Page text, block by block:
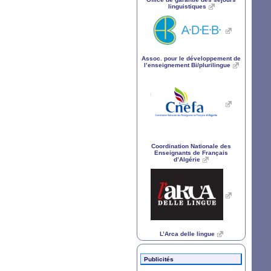
linguistiques
Assoc. pour le développement de
l’enseignement Bi/plurilingue
Coordination Nationale des
Enseignants de Français
d’Algérie
L’Arca delle lingue
Publicités